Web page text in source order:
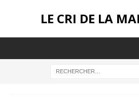
LE CRI DE LA